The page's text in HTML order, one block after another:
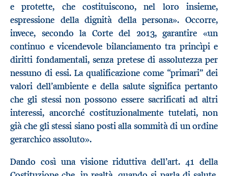
e protette, che costituiscono, nel loro insieme,
espressione della dignità della persona». Occorre,
invece, secondo la Corte del 2013, garantire «un
continuo e vicendevole bilanciamento tra princìpi e
diritti fondamentali, senza pretese di assolutezza per
nessuno di essi. La qualificazione come “primari” dei
valori dell’ambiente e della salute significa pertanto
che gli stessi non possono essere sacrificati ad altri
interessi, ancorché costituzionalmente tutelati, non
già che gli stessi siano posti alla sommità di un ordine
gerarchico assoluto».
Dando così una visione riduttiva dell’art. 41 della